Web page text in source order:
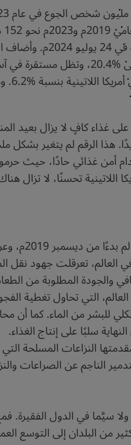
العالم" الذي نشرته
أكثر من 864 مليون شخص انعدام
والحال أن
العالم، تعرقلت جهود نقل
والجودة المطلوبة من
التي تحاول تغطية
وتستهلك نحو %70 من الاستهلاك
النزاعات المسلحة التي
الناجم عن الصراعات
سيَّما في الدول
من البلدان إلى التوسع